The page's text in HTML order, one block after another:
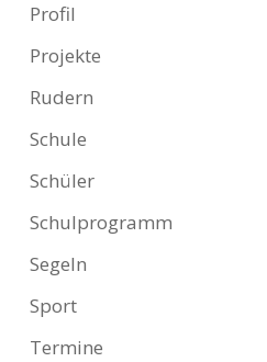
Profil
Projekte
Rudern
Schule
Schüler
Schulprogramm
Segeln
Sport
Termine